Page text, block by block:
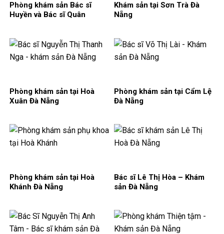
Phòng khám sản Bác sĩ
Huyền và Bác sĩ Quân
Khám sản tại Sơn Trà Đà
Nẵng
Phòng khám sản tại Hoà
Xuân Đà Nẵng
Phòng khám sản tại Cẩm Lệ
Đà Nẵng
Phòng khám sản tại Hoà
Khánh Đà Nẵng
Bác sĩ Lê Thị Hòa – Khám
sản Đà Nẵng